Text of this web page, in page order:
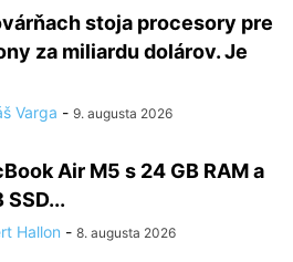
stoja procesory pre
za miliardu dolárov. Je
Varga - 9. augusta 2026
Air M5 s 24 GB RAM a
SSD...
Hallon - 8. augusta 2026